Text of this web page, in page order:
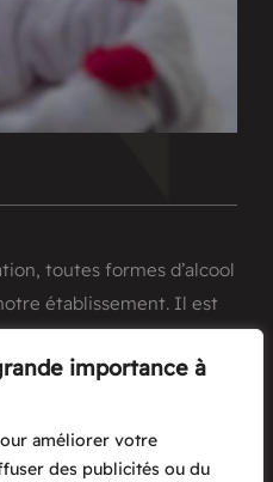
importance à
améliorer votre
des publicités ou du
toutes formes d’alcool
établissement. Il est
de nos clients de
au sein de notre